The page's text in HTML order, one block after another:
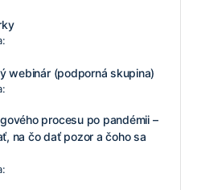
webinár (podporná skupina)
procesu po pandémii –
na čo dať pozor a čoho sa